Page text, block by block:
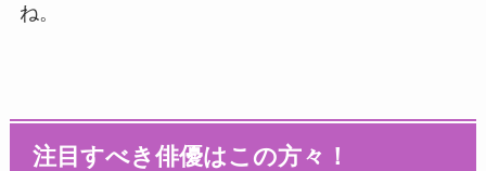
ね。
注目すべき俳優はこの方々！